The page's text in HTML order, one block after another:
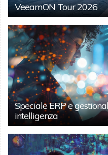
VeeamON Tour 2026
Speciale ERP e
intelligenza